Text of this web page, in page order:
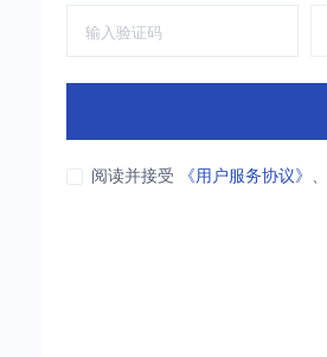
阅读并接受 《用户服务协议》 、